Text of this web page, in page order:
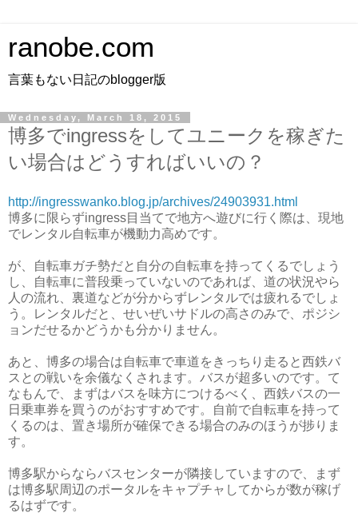
ranobe.com
言葉もない日記のblogger版
Wednesday, March 18, 2015
博多でingressをしてユニークを稼ぎた
い場合はどうすればいいの？
http://ingresswanko.blog.jp/archives/24903931.html
博多に限らずingress目当てで地方へ遊びに行く際は、現地
でレンタル自転車が機動力高めです。
が、自転車ガチ勢だと自分の自転車を持ってくるでしょう
し、自転車に普段乗っていないのであれば、道の状況やら
人の流れ、裏道などが分からずレンタルでは疲れるでしょ
う。レンタルだと、せいぜいサドルの高さのみで、ポジシ
ョンだせるかどうかも分かりません。
あと、博多の場合は自転車で車道をきっちり走ると西鉄バ
スとの戦いを余儀なくされます。バスが超多いのです。て
なもんで、まずはバスを味方につけるべく、西鉄バスの一
日乗車券を買うのがおすすめです。自前で自転車を持って
くるのは、置き場所が確保できる場合のみのほうが捗りま
す。
博多駅からならバスセンターが隣接していますので、まず
は博多駅周辺のポータルをキャプチャしてからが数が稼げ
るはずです。